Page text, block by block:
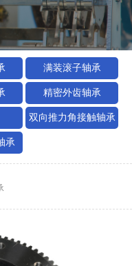
满装滚子轴承
精密外齿轴承
双向推力角接触轴承
承